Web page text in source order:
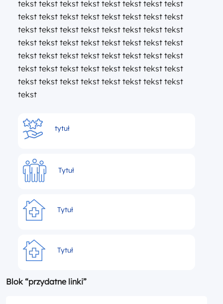
tekst tekst tekst tekst tekst tekst tekst tekst
tekst tekst tekst tekst tekst tekst tekst tekst
tekst tekst tekst tekst tekst tekst tekst tekst
tekst tekst tekst tekst tekst tekst tekst tekst
tekst tekst tekst tekst tekst tekst tekst tekst
tekst tekst tekst tekst tekst tekst tekst tekst
tekst tekst tekst tekst tekst tekst tekst tekst
tekst
tytuł
Tytuł
Tytuł
Tytuł
Blok “przydatne linki”